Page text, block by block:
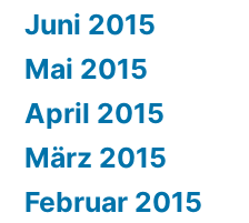
Juni 2015
Mai 2015
April 2015
März 2015
Februar 2015